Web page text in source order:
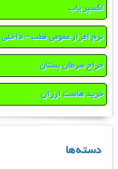
اکسیر یاب
نرم افزار عمومی مطب – داخلی
جراح سرطان پستان
خرید هاست ارزان
دسته‌ها